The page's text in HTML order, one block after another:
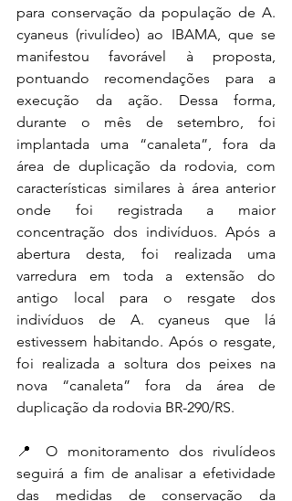
para conservação da população de A.
cyaneus (rivulídeo) ao IBAMA, que se
manifestou favorável à proposta,
pontuando recomendações para a
execução da ação. Dessa forma,
durante o mês de setembro, foi
implantada uma “canaleta”, fora da
área de duplicação da rodovia, com
características similares à área anterior
onde foi registrada a maior
concentração dos indivíduos. Após a
abertura desta, foi realizada uma
varredura em toda a extensão do
antigo local para o resgate dos
indivíduos de A. cyaneus que lá
estivessem habitando. Após o resgate,
foi realizada a soltura dos peixes na
nova “canaleta” fora da área de
duplicação da rodovia BR-290/RS.
📍 O monitoramento dos rivulídeos
seguirá a fim de analisar a efetividade
das medidas de conservação da